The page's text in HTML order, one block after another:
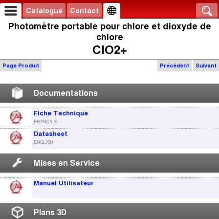
Catalogue Contact
Photomètre portable pour chlore et dioxyde de
chlore
ClO2+
Précédent Suivant
Page Produit
Documentations
Fiche Technique
FRANÇAIS
Datasheet
ENGLISH
Mises en Service
Manuel Utilisateur
Plans 3D